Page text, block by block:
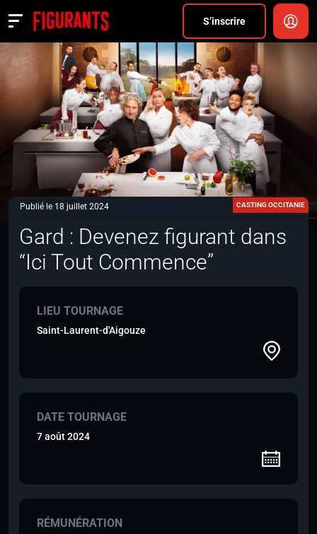
S’inscrire
Actualités
ANNONCER
FAQ
S’inscrire
CONNEXION
Publié le 18 juillet 2024 CASTING OCCITANIE
Gard : Devenez figurant dans
“Ici Tout Commence”
LIEU TOURNAGE
Saint-Laurent-d'Aigouze
DATE TOURNAGE
7 août 2024
RÉMUNÉRATION